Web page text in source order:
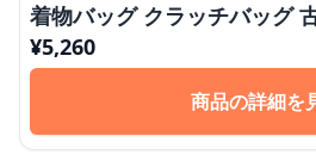
着物バッグ クラッチバッグ
¥5,260
商品の詳細を